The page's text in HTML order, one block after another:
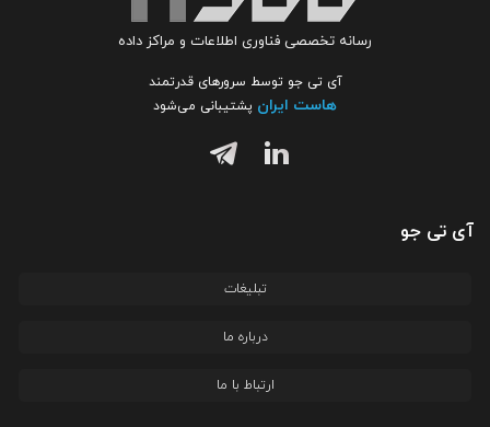
رسانه تخصصی فناوری اطلاعات و مراکز داده
آی تی جو توسط سرورهای قدرتمند
هاست ایران پشتیبانی می‌شود
آی تی جو
تبلیغات
درباره ما
ارتباط با ما